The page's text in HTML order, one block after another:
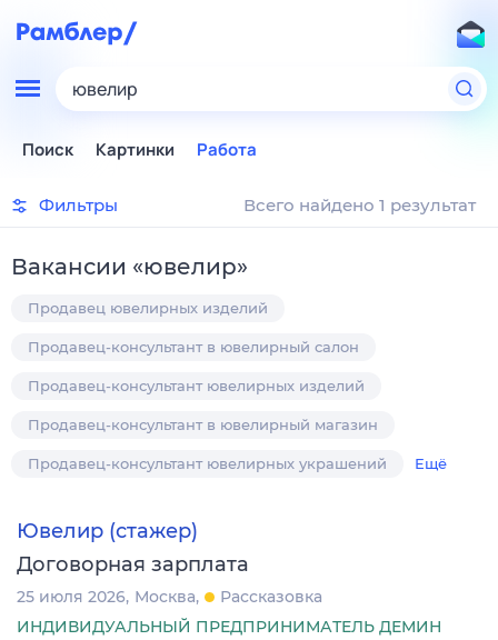
ювелир
Поиск Картинки Работа
Фильтры Всего найдено 1 результат
Вакансии «ювелир»
Продавец ювелирных изделий
Продавец-консультант в ювелирный салон
Продавец-консультант ювелирных изделий
Продавец-консультант в ювелирный магазин
Продавец-консультант ювелирных украшений Ещё
Ювелир (стажер)
Договорная зарплата
25 июля 2026 Москва
Рассказовка
ИНДИВИДУАЛЬНЫЙ ПРЕДПРИНИМАТЕЛЬ ДЕМИН